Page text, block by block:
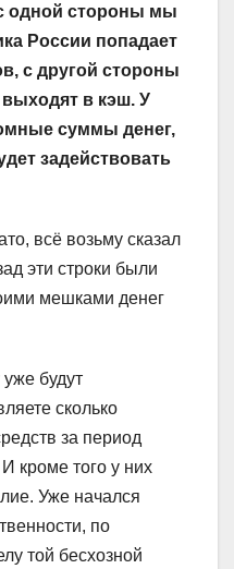
одной стороны мы
России попадает
с другой стороны
выходят в кэш. У
суммы денег,
задействовать
всё возьму сказал
эти строки были
мешками денег
будут
сколько
за период
кроме того у них
Уже начался
по
той бесхозной